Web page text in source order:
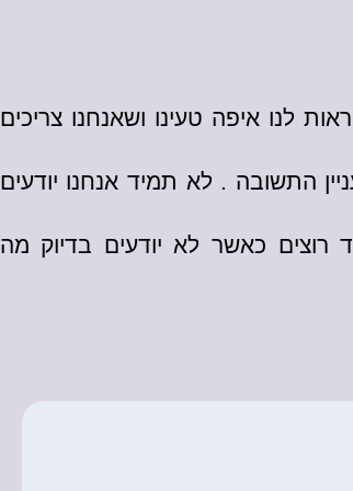
לנו איפה טעינו ושאנחנו צריכים
התשובה . לא תמיד אנחנו יודעים
כאשר לא יודעים בדיוק מה